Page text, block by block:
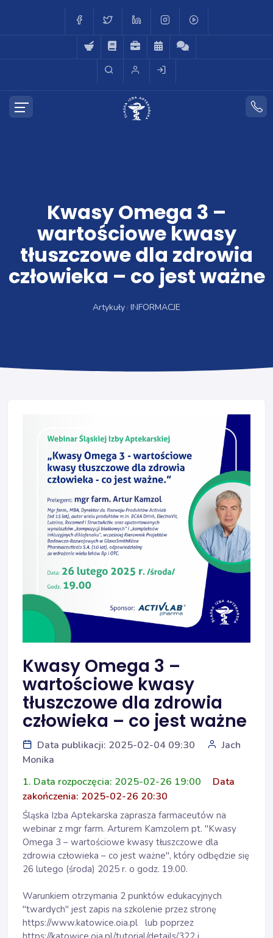
Kwasy Omega 3 –
wartościowe kwasy
tłuszczowe dla zdrowia
człowieka – co jest ważne
Artykuły INFORMACJE
Kwasy Omega 3 –
wartościowe kwasy
tłuszczowe dla zdrowia
człowieka – co jest ważne
Data publikacji: 2025-02-04 09:30
Jach
Monika
1. Data rozpoczęcia: 2025-02-26 19:00
Data
zakończenia: 2025-02-26 20:30
Śląska Izba Aptekarska zaprasza farmaceutów na
webinar z mgr farm. Arturem Kamzolem pt. "Kwasy
Omega 3 – wartościowe kwasy tłuszczowe dla
zdrowia człowieka – co jest ważne", który odbędzie się
26 lutego (środa) 2025 r. o godz. 19.00.
Warunkiem otrzymania 2 punktów edukacyjnych
"twardych" jest zapis na szkolenie przez stronę
https://www.katowice.oia.pl lub poprzez